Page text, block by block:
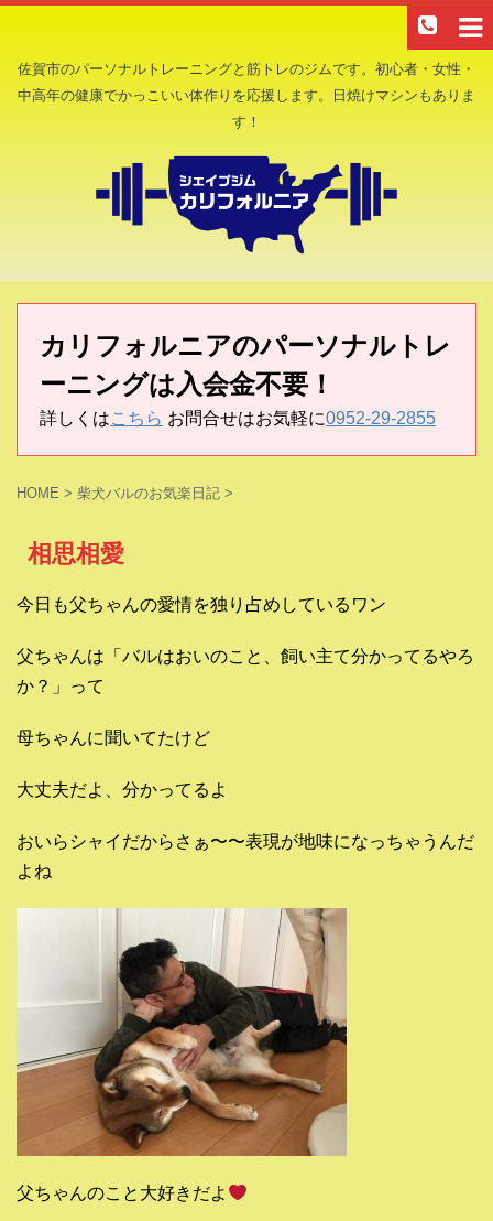
佐賀市のパーソナルトレーニングと筋トレのジムです。初心者・女性・
中高年の健康でかっこいい体作りを応援します。日焼けマシンもありま
す！
カリフォルニアのパーソナルトレ
ーニングは入会金不要！
詳しくはこちら お問合せはお気軽に0952-29-2855
HOME > 柴犬バルのお気楽日記 >
相思相愛
今日も父ちゃんの愛情を独り占めしているワン
父ちゃんは「バルはおいのこと、飼い主て分かってるやろ
か？」って
母ちゃんに聞いてたけど
大丈夫だよ、分かってるよ
おいらシャイだからさぁ〜〜表現が地味になっちゃうんだ
よね
父ちゃんのこと大好きだよ